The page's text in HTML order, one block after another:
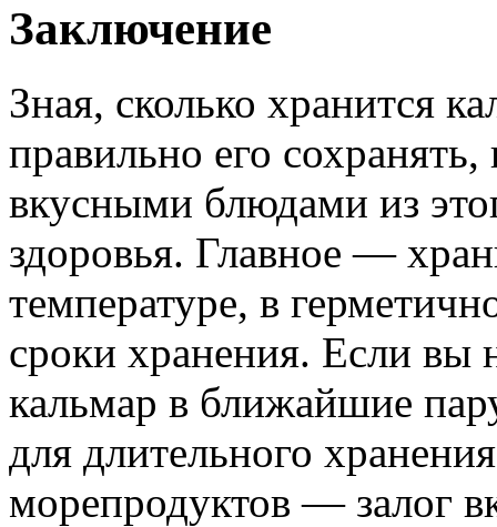
Заключение
Зная, сколько хранится
правильно его
вкусными блюдами из
здоровья. Главное —
температуре, в
сроки хранения. Если вы
кальмар в ближайшие
для длительного
морепродуктов — залог